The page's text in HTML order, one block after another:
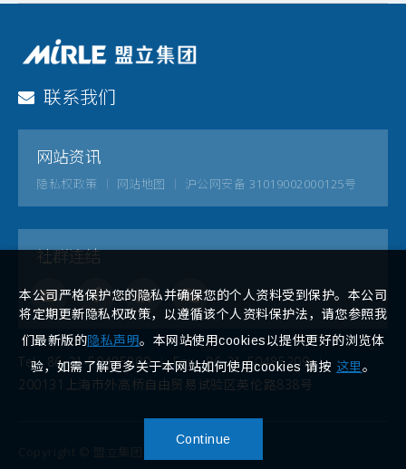
联系我们
网站资讯
隐私权政策 网站地图 沪公网安备 31019002000125号
社群连结
Tel 86-21-50485800 Fax
86-21-50485209
200131上海市外高桥自由贸易试验区英伦路838号
本公司严格保护您的隐私并确保您的个人资料受到保护。本公司
将定期更新隐私权政策，以遵循该个人资料保护法，请您参照我
们最新版的隐私声明。本网站使用cookies以提供更好的浏览体
验，如需了解更多关于本网站如何使用cookies 请按 这里。
Continue